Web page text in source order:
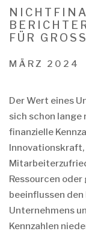
FÜR
MÄRZ 2024
Der Wert eines
sich schon lange
finanzielle
Innovationskraft,
Ressourcen
beeinflussen
Unternehmens
Kennzahlen